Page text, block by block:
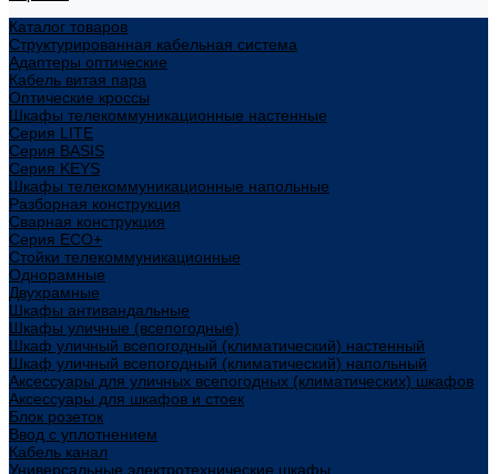
Каталог товаров
Структурированная кабельная система
Адаптеры оптические
Кабель витая пара
Оптические кроссы
Шкафы телекоммуникационные настенные
Cерия LITE
Cерия BASIS
Cерия KEYS
Шкафы телекоммуникационные напольные
Разборная конструкция
Сварная конструкция
Серия ECO+
Стойки телекоммуникационные
Однорамные
Двухрамные
Шкафы антивандальные
Шкафы уличные (всепогодные)
Шкаф уличный всепогодный (климатический) настенный
Шкаф уличный всепогодный (климатический) напольный
Аксессуары для уличных всепогодных (климатических) шкафов
Аксессуары для шкафов и стоек
Блок розеток
Ввод с уплотнением
Кабель канал
Универсальные электротехнические шкафы